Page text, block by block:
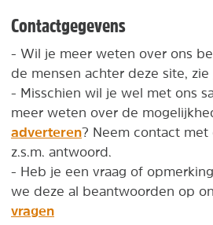
Contactgegevens
- Wil je meer weten over ons
de mensen achter deze site, zie
- Misschien wil je wel met ons
meer weten over de
adverteren? Neem contact met
z.s.m. antwoord.
- Heb je een vraag of
we deze al beantwoorden op
vragen